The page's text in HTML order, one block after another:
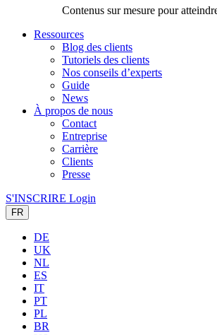
Contenus sur mesure pour
Ressources
Blog des clients
Tutoriels des clients
Nos conseils d’experts
Guide
News
À propos de nous
Contact
Entreprise
Carrière
Clients
Presse
S'INSCRIRE Login
FR
DE
UK
NL
ES
IT
PT
PL
BR